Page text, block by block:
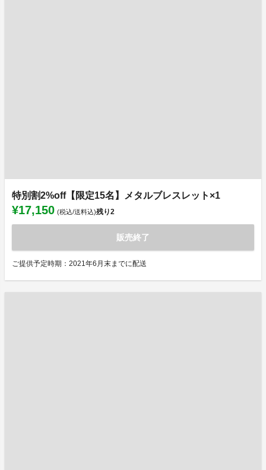
特別割2%off【限定15名】メタルブレスレット×1
¥17,150 (税込/送料込)残り2
販売終了
ご提供予定時期：2021年6月末までに配送